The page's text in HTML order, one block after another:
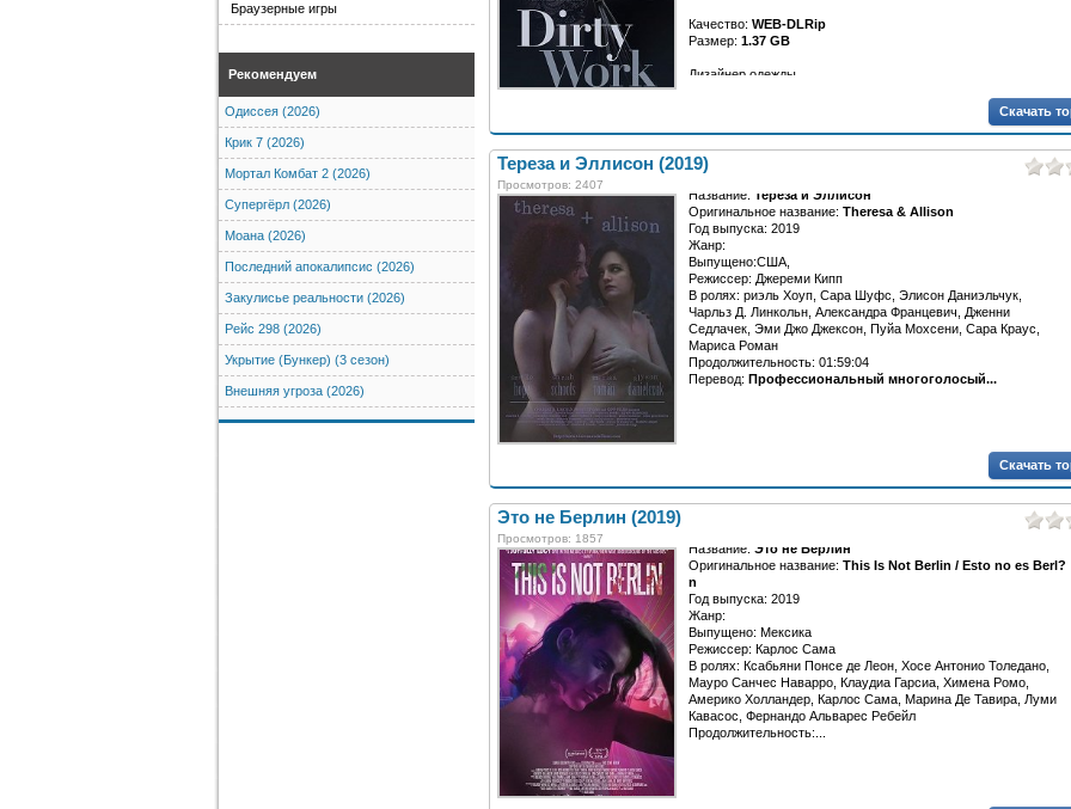
Качество: WEB-DLRip
Размер: 1.37 GB
Дизайнер одежды...
Скачать
Тереза и Эллисон (2019)
Просмотров: 2407
Название:
Тереза и Эллисон
Оригинальное название: Theresa & Allison
Год выпуска: 2019
Жанр:
Выпущено:США,
Режиссер: Джереми Кипп
В ролях: риэль Хоуп, Сара Шуфс, Элисон Даниэльчук,
Чарльз Д. Линкольн, Александра Францевич, Дженни
Седлачек, Эми Джо Джексон, Пуйа Мохсени, Сара Краус,
Мариса Роман
Продолжительность: 01:59:04
Перевод: Профессиональный многоголосый...
Скачать
Это не Берлин (2019)
Просмотров: 1857
Название: Это не Берлин
Оригинальное название: This Is Not Berlin / Esto no es Berl?
n
Год выпуска: 2019
Жанр:
Выпущено: Мексика
Режиссер: Карлос Сама
В ролях: Ксабьяни Понсе де Леон, Хосе Антонио Толедано,
Мауро Санчес Наварро, Клаудиа Гарсиа, Химена Ромо,
Америко Холландер, Карлос Сама, Марина Де Тавира, Луми
Кавасос, Фернандо Альварес Ребейл
Продолжительность:...
Браузерные игры
Рекомендуем
Одиссея (2026)
Крик 7 (2026)
Мортал Комбат 2 (2026)
Супергёрл (2026)
Моана (2026)
Последний апокалипсис (2026)
Закулисье реальности (2026)
Рейс 298 (2026)
Укрытие (Бункер) (3 сезон)
Внешняя угроза (2026)